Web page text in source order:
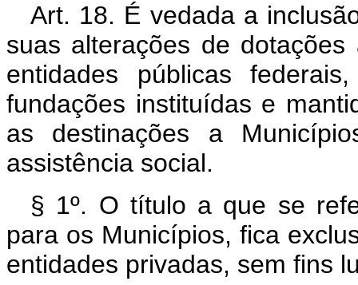
Art. 18. É vedada a
suas alterações de
entidades públicas
fundações instituídas e
as destinações a
assistência social.
§ 1º. O título a que se
para os Municípios, fica
entidades privadas, sem fins